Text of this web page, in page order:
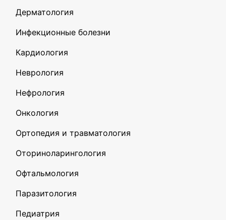
Дерматология
Инфекционные болезни
Кардиология
Неврология
Нефрология
Онкология
Ортопедия и травматология
Оториноларингология
Офтальмология
Паразитология
Педиатрия